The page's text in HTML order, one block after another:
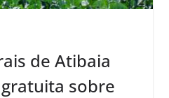
de Atibaia
sobre